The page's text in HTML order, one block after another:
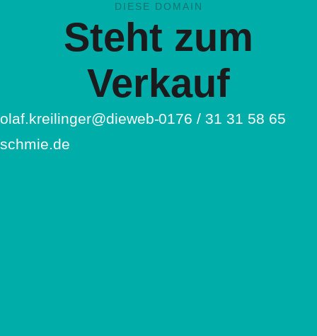
DIESE DOMAIN
Steht zum
Verkauf
olaf.kreilinger@dieweb-
schmie.de
0176 / 31 31 58 65